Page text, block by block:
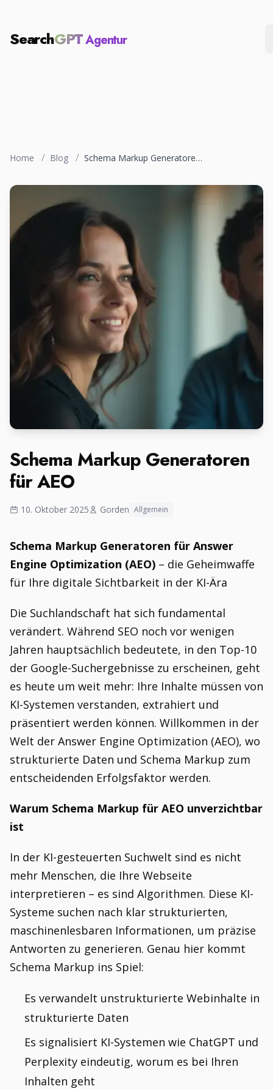
SearchGPTAgentur
Home / Blog / Schema Markup Generatoren für AEO
Schema Markup Generatoren
für AEO
10. Oktober 2025 Gorden Allgemein
Schema Markup Generatoren für Answer
Engine Optimization (AEO) – die Geheimwaffe
für Ihre digitale Sichtbarkeit in der KI-Ära
Die Suchlandschaft hat sich fundamental
verändert. Während SEO noch vor wenigen
Jahren hauptsächlich bedeutete, in den Top-10
der Google-Suchergebnisse zu erscheinen, geht
es heute um weit mehr: Ihre Inhalte müssen von
KI-Systemen verstanden, extrahiert und
präsentiert werden können. Willkommen in der
Welt der Answer Engine Optimization (AEO), wo
strukturierte Daten und Schema Markup zum
entscheidenden Erfolgsfaktor werden.
Warum Schema Markup für AEO unverzichtbar
ist
In der KI-gesteuerten Suchwelt sind es nicht
mehr Menschen, die Ihre Webseite
interpretieren – es sind Algorithmen. Diese KI-
Systeme suchen nach klar strukturierten,
maschinenlesbaren Informationen, um präzise
Antworten zu generieren. Genau hier kommt
Schema Markup ins Spiel:
Es verwandelt unstrukturierte Webinhalte in
strukturierte Daten
Es signalisiert KI-Systemen wie ChatGPT und
Perplexity eindeutig, worum es bei Ihren
Inhalten geht